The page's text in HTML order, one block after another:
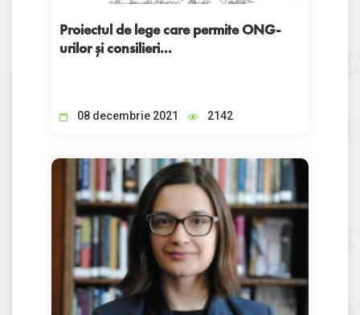
Proiectul de lege care permite ONG-
urilor și consilieri...
08 decembrie 2021 2142